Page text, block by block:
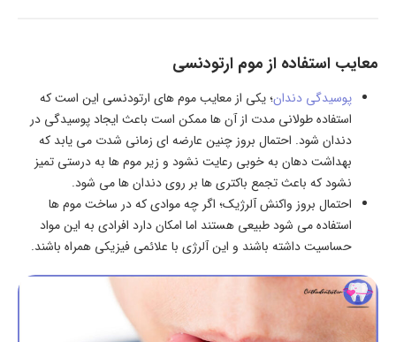
معایب استفاده از موم ارتودنسی
پوسیدگی دندان؛ یکی از معایب موم های ارتودنسی این است که
استفاده طولانی مدت از آن ها ممکن است باعث ایجاد پوسیدگی در
دندان شود. احتمال بروز چنین عارضه ای زمانی شدت می یابد که
بهداشت دهان به خوبی رعایت نشود و زیر موم ها به درستی تمیز
نشود که باعث تجمع باکتری ها بر روی دندان ها می شود.
احتمال بروز واکنش آلرژیک؛ اگر چه موادی که در ساخت موم ها
استفاده می شود طبیعی هستند اما امکان دارد افرادی به این مواد
حساسیت داشته باشند و این آلرژی با علائمی فیزیکی همراه باشند.